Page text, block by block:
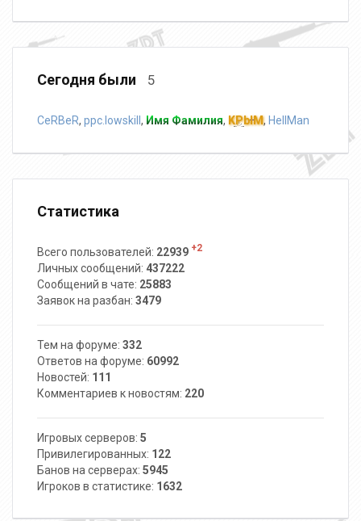
Сегодня были 5
CeRBeR, ppc.lowskill , Имя Фамилия, KPblM, HellMan
Статистика
Всего пользователей: 22939 +2
Личных сообщений: 437222
Сообщений в чате: 25883
Заявок на разбан: 3479
Тем на форуме: 332
Ответов на форуме: 60992
Новостей: 111
Комментариев к новостям: 220
Игровых серверов: 5
Привилегированных: 122
Банов на серверах: 5945
Игроков в статистике: 1632